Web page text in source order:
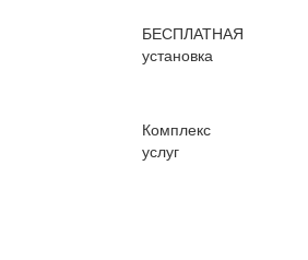
БЕСПЛАТНАЯ
установка
Комплекс
услуг